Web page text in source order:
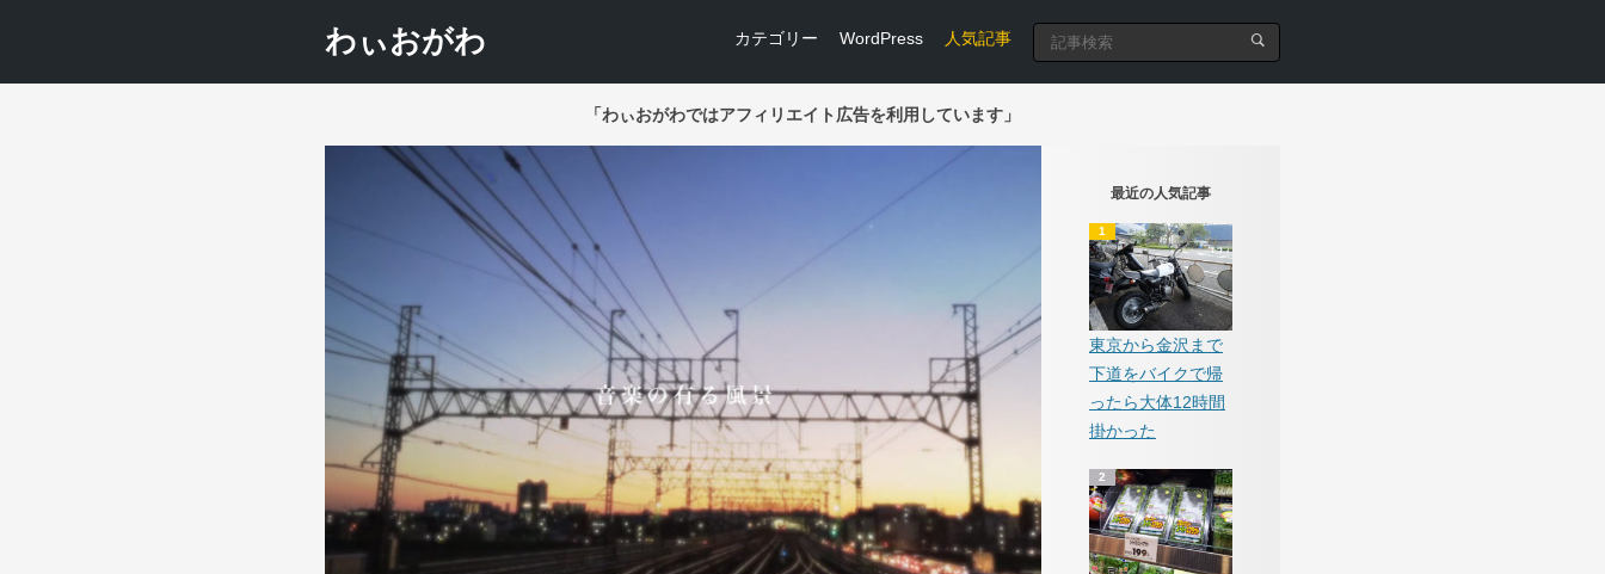
わぃおがわ カテゴリー WordPress 人気記事
「わぃおがわではアフィリエイト広告を利用しています」
最近の人気記事
東京から金沢まで
下道をバイクで帰
ったら大体12時間
掛かった